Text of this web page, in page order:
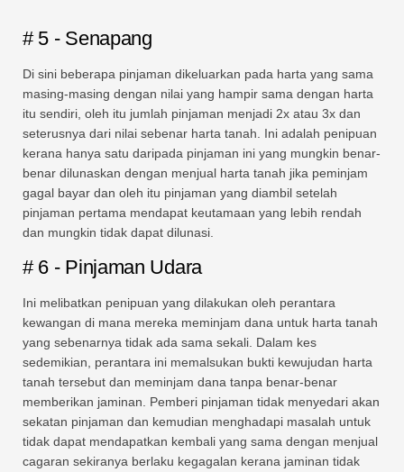
# 5 - Senapang
Di sini beberapa pinjaman dikeluarkan pada harta yang sama
masing-masing dengan nilai yang hampir sama dengan harta
itu sendiri, oleh itu jumlah pinjaman menjadi 2x atau 3x dan
seterusnya dari nilai sebenar harta tanah. Ini adalah penipuan
kerana hanya satu daripada pinjaman ini yang mungkin benar-
benar dilunaskan dengan menjual harta tanah jika peminjam
gagal bayar dan oleh itu pinjaman yang diambil setelah
pinjaman pertama mendapat keutamaan yang lebih rendah
dan mungkin tidak dapat dilunasi.
# 6 - Pinjaman Udara
Ini melibatkan penipuan yang dilakukan oleh perantara
kewangan di mana mereka meminjam dana untuk harta tanah
yang sebenarnya tidak ada sama sekali. Dalam kes
sedemikian, perantara ini memalsukan bukti kewujudan harta
tanah tersebut dan meminjam dana tanpa benar-benar
memberikan jaminan. Pemberi pinjaman tidak menyedari akan
sekatan pinjaman dan kemudian menghadapi masalah untuk
tidak dapat mendapatkan kembali yang sama dengan menjual
cagaran sekiranya berlaku kegagalan kerana jaminan tidak